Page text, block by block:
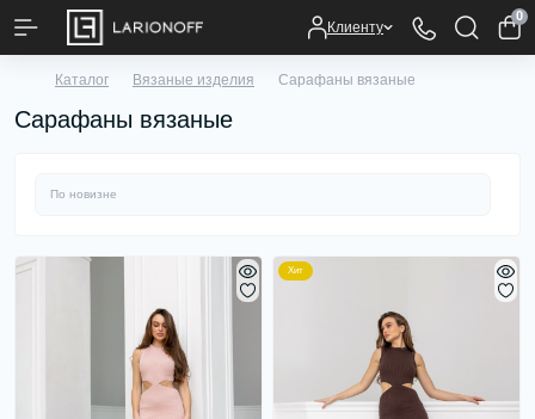
Клиенту
0
Каталог Вязаные изделия Сарафаны вязаные
Сарафаны вязаные
Хит